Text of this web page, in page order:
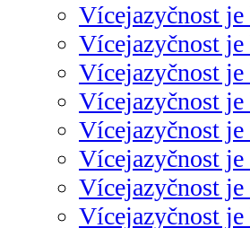
Vícejazyčnost
Vícejazyčnost
Vícejazyčnost
Vícejazyčnost
Vícejazyčnost
Vícejazyčnost
Vícejazyčnost
Vícejazyčnost